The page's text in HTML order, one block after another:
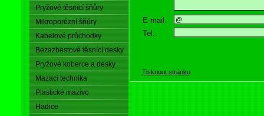
Pryžové těsnící šňůry
Mikroporézní šňůry
Kabelové průchodky
Bezazbestové těsnící desky
Pryžové koberce a desky
Mazací technika
Plastické mazivo
Hadice
E-mail:
Tel.:
Tisknout stránku